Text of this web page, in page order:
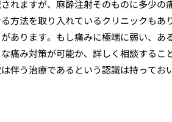
れますが、麻酔注射そのものに多少
方法を取り入れているクリニックも
あります。もし痛みに極端に弱い、
痛み対策が可能か、詳しく相談する
伴う治療であるという認識は持ってお